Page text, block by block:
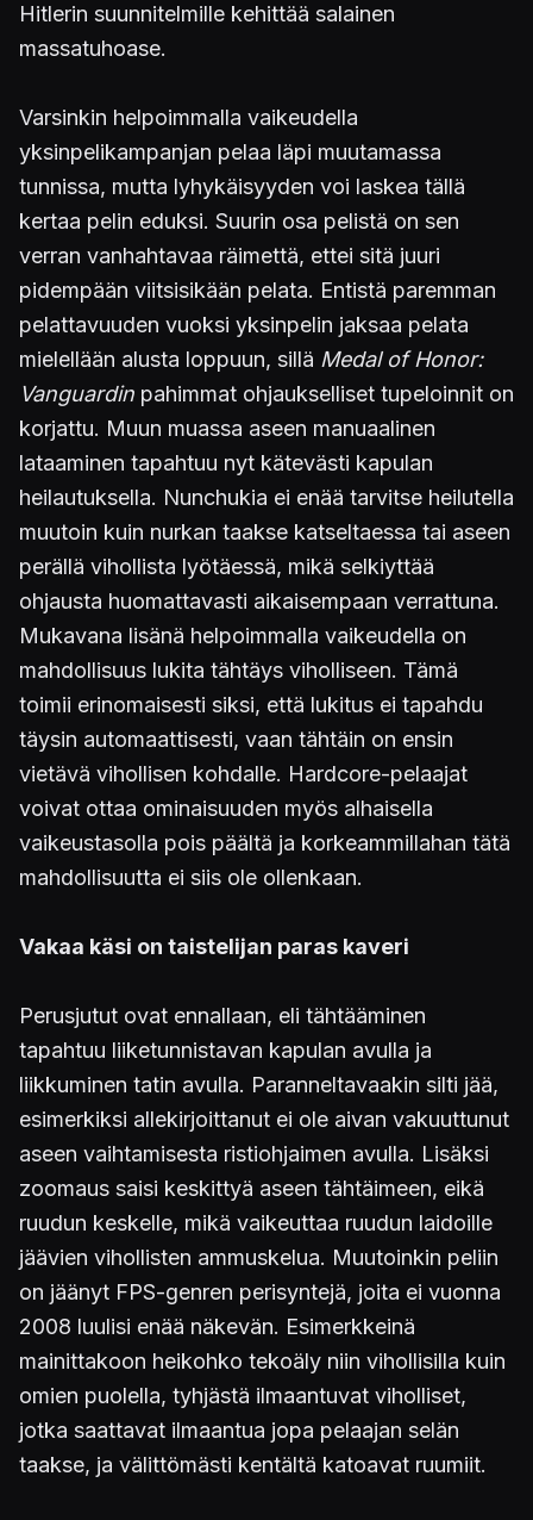
Hitlerin suunnitelmille kehittää salainen
massatuhoase.
Varsinkin helpoimmalla vaikeudella
yksinpelikampanjan pelaa läpi muutamassa
tunnissa, mutta lyhykäisyyden voi laskea tällä
kertaa pelin eduksi. Suurin osa pelistä on sen
verran vanhahtavaa räimettä, ettei sitä juuri
pidempään viitsisikään pelata. Entistä paremman
pelattavuuden vuoksi yksinpelin jaksaa pelata
mielellään alusta loppuun, sillä Medal of Honor:
Vanguardin pahimmat ohjaukselliset tupeloinnit on
korjattu. Muun muassa aseen manuaalinen
lataaminen tapahtuu nyt kätevästi kapulan
heilautuksella. Nunchukia ei enää tarvitse heilutella
muutoin kuin nurkan taakse katseltaessa tai aseen
perällä vihollista lyötäessä, mikä selkiyttää
ohjausta huomattavasti aikaisempaan verrattuna.
Mukavana lisänä helpoimmalla vaikeudella on
mahdollisuus lukita tähtäys viholliseen. Tämä
toimii erinomaisesti siksi, että lukitus ei tapahdu
täysin automaattisesti, vaan tähtäin on ensin
vietävä vihollisen kohdalle. Hardcore-pelaajat
voivat ottaa ominaisuuden myös alhaisella
vaikeustasolla pois päältä ja korkeammillahan tätä
mahdollisuutta ei siis ole ollenkaan.
Vakaa käsi on taistelijan paras kaveri
Perusjutut ovat ennallaan, eli tähtääminen
tapahtuu liiketunnistavan kapulan avulla ja
liikkuminen tatin avulla. Paranneltavaakin silti jää,
esimerkiksi allekirjoittanut ei ole aivan vakuuttunut
aseen vaihtamisesta ristiohjaimen avulla. Lisäksi
zoomaus saisi keskittyä aseen tähtäimeen, eikä
ruudun keskelle, mikä vaikeuttaa ruudun laidoille
jäävien vihollisten ammuskelua. Muutoinkin peliin
on jäänyt FPS-genren perisyntejä, joita ei vuonna
2008 luulisi enää näkevän. Esimerkkeinä
mainittakoon heikohko tekoäly niin vihollisilla kuin
omien puolella, tyhjästä ilmaantuvat viholliset,
jotka saattavat ilmaantua jopa pelaajan selän
taakse, ja välittömästi kentältä katoavat ruumiit.